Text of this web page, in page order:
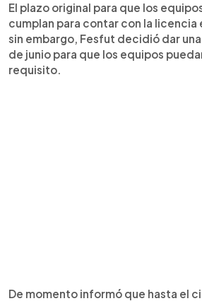
El plazo original para que los
cumplan para contar con la licencia
sin embargo, Fesfut decidió dar
de junio para que los equipos
requisito.
De momento informó que hasta el